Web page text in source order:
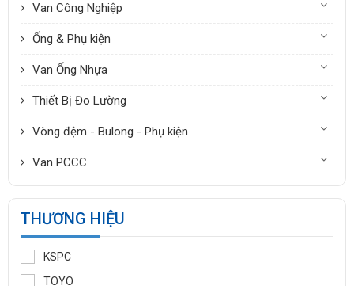
Van Công Nghiệp
Ống & Phụ kiện
Van Ống Nhựa
Thiết Bị Đo Lường
Vòng đệm - Bulong - Phụ kiện
Van PCCC
THƯƠNG HIỆU
KSPC
TOYO